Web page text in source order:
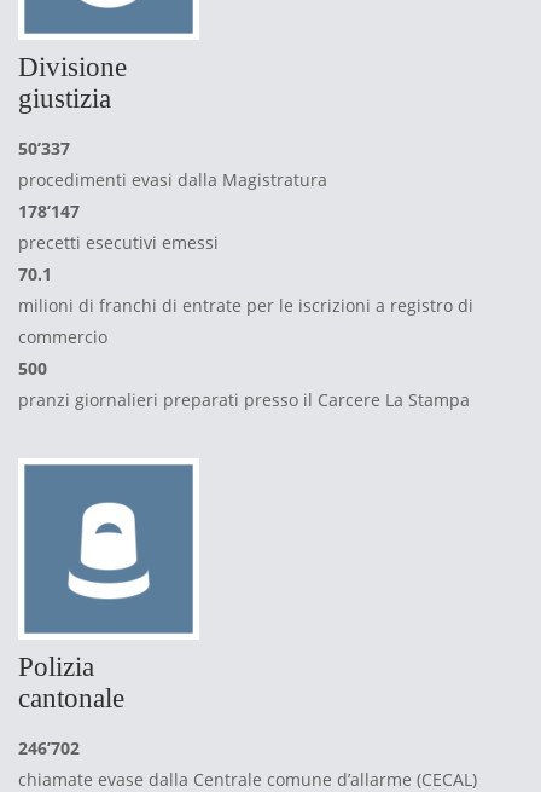
Divisione
giustizia
50’337
procedimenti evasi dalla Magistratura
178’147
precetti esecutivi emessi
70.1
milioni di franchi di entrate per le iscrizioni a registro di
commercio
500
pranzi giornalieri preparati presso il Carcere La Stampa
Polizia
cantonale
246’702
chiamate evase dalla Centrale comune d’allarme (CECAL)